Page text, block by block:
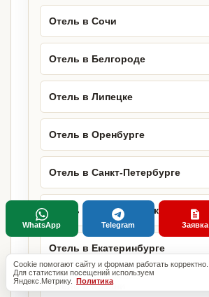
Отель в Сочи
Отель в Белгороде
Отель в Липецке
Отель в Оренбурге
Отель в Санкт-Петербурге
Отель в Новосибирске
Отель в Екатеринбурге
Отель в Казани
Cookie помогают сайту и формам работать корректно.
Для статистики посещений используем
Яндекс.Метрику. Политика
WhatsApp Telegram Заявка